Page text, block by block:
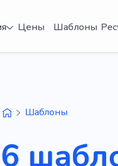
Цены Шаблоны
Шаблоны
6